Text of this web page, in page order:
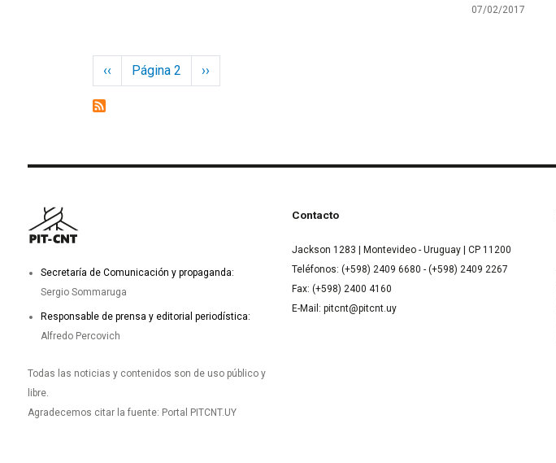
07/02/2017
Paginación
Página anterior
‹‹ Página 2 Siguiente página
››
Secretaría de Comunicación y propaganda:
Sergio Sommaruga
Responsable de prensa y editorial periodística:
Alfredo Percovich
Todas las noticias y contenidos son de uso público y
libre.
Agradecemos citar la fuente: Portal PITCNT.UY
Contacto
Jackson 1283 | Montevideo - Uruguay | CP 11200
Teléfonos: (+598) 2409 6680 - (+598) 2409 2267
Fax: (+598) 2400 4160
E-Mail: pitcnt@pitcnt.uy